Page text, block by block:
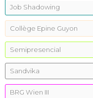
Job Shadowing
Collège Epine Guyon
Semipresencial
Sandvika
BRG Wien III